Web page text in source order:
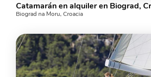
Biograd na Moru, Croacia